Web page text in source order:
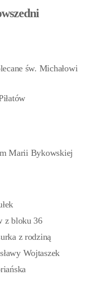
św. Michałowi
Marii Bykowskiej
z bloku 36
z rodziną
Wojtaszek